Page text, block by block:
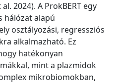
2024). A ProkBERT egy
hálózat alapú
osztályozási, regressziós
alkalmazható. Ez
hatékonyan
mint a plazmidok
mikrobiomokban,